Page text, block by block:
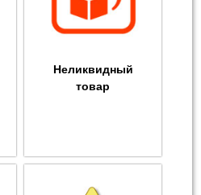
Неликвидный
товар